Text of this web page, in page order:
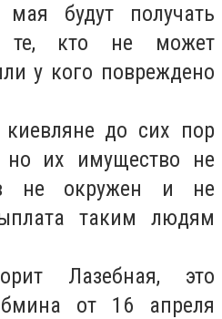
будут получать
те, кто не может
у кого повреждено
киевляне до сих пор
их имущество не
не окружен и не
таким людям
Лазебная, это
от 16 апреля